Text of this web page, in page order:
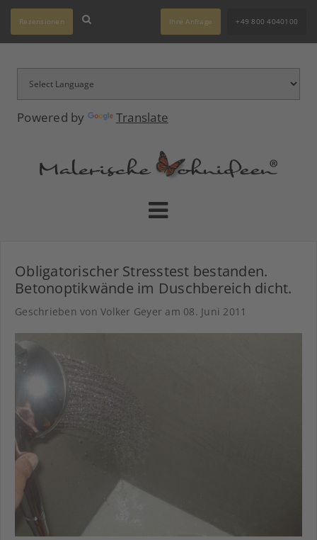
Powered by Translate
Rezensionen Ihre Anfrage +49 800 4040100
Obligatorischer Stresstest bestanden.
Betonoptikwände im Duschbereich dicht.
Geschrieben von Volker Geyer am 08. Juni 2011